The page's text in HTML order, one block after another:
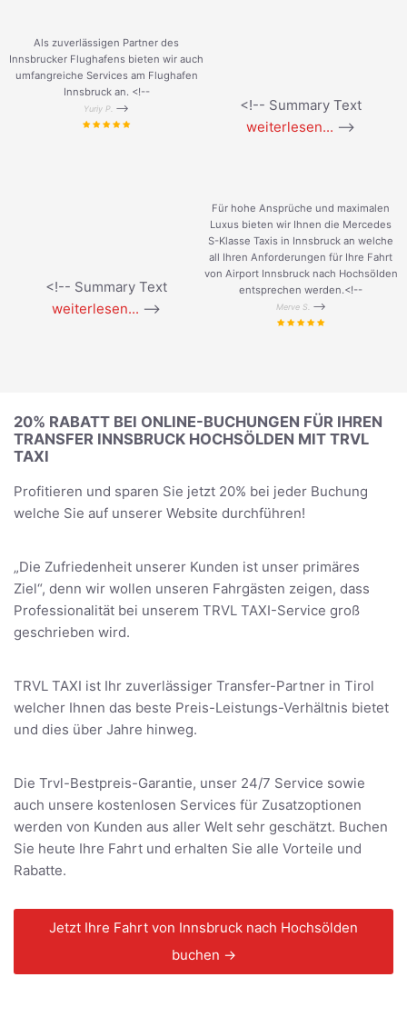
Als zuverlässigen Partner des
Innsbrucker Flughafens bieten wir auch
umfangreiche Services am Flughafen
Innsbruck an. <!--
Yuriy P. -->
<!-- Summary Text
weiterlesen... -->
<!-- Summary Text
weiterlesen... -->
Für hohe Ansprüche und maximalen
Luxus bieten wir Ihnen die Mercedes
S-Klasse Taxis in Innsbruck an welche
all Ihren Anforderungen für Ihre Fahrt
von Airport Innsbruck nach Hochsölden
entsprechen werden.<!--
Merve S. -->
20% RABATT BEI ONLINE-BUCHUNGEN FÜR IHREN
TRANSFER INNSBRUCK HOCHSÖLDEN MIT TRVL
TAXI
Profitieren und sparen Sie jetzt 20% bei jeder Buchung
welche Sie auf unserer Website durchführen!
„Die Zufriedenheit unserer Kunden ist unser primäres
Ziel“, denn wir wollen unseren Fahrgästen zeigen, dass
Professionalität bei unserem TRVL TAXI-Service groß
geschrieben wird.
TRVL TAXI ist Ihr zuverlässiger Transfer-Partner in Tirol
welcher Ihnen das beste Preis-Leistungs-Verhältnis bietet
und dies über Jahre hinweg.
Die Trvl-Bestpreis-Garantie, unser 24/7 Service sowie
auch unsere kostenlosen Services für Zusatzoptionen
werden von Kunden aus aller Welt sehr geschätzt. Buchen
Sie heute Ihre Fahrt und erhalten Sie alle Vorteile und
Rabatte.
Jetzt Ihre Fahrt von Innsbruck nach Hochsölden
buchen →